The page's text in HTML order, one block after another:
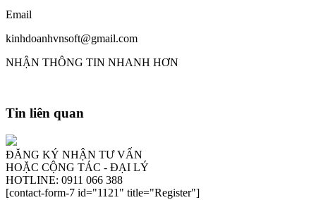
Email
kinhdoanhvnsoft@gmail.com
NHẬN THÔNG TIN NHANH HƠN
Tin liên quan
ĐĂNG KÝ NHẬN TƯ VẤN
HOẶC CỘNG TÁC - ĐẠI LÝ
HOTLINE: 0911 066 388
[contact-form-7 id="1121" title="Register"]